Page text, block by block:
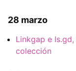
28 marzo
Linkgap e
colección